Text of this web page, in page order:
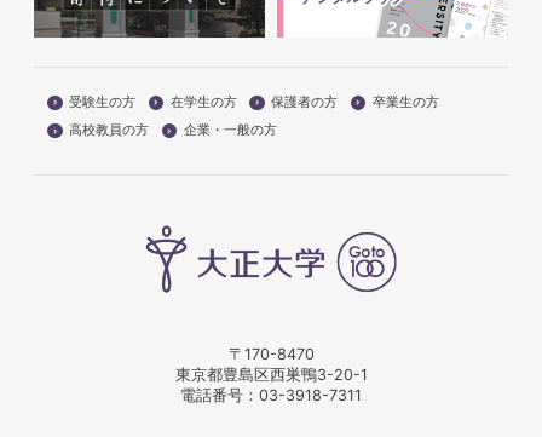
受験生の方 在学生の方 保護者の方
卒業生の方
高校教員の方
企業・一般の方
〒170-8470
東京都豊島区西巣鴨3-20-1
電話番号： 03-3918-7311